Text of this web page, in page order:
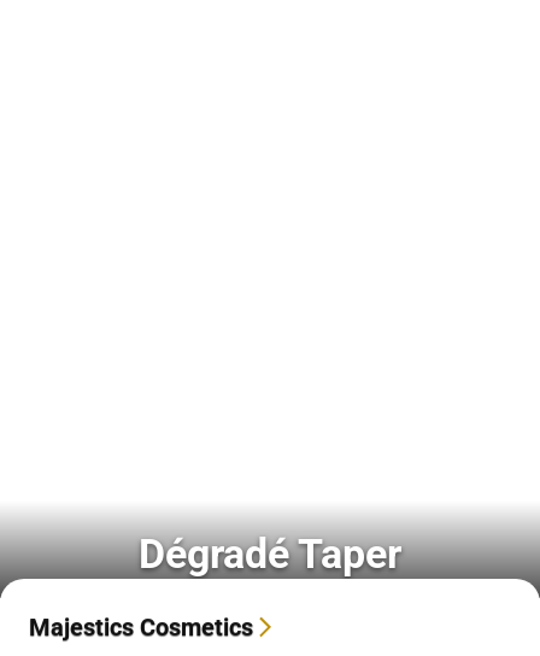
Dégradé Taper
Majestics Cosmetics